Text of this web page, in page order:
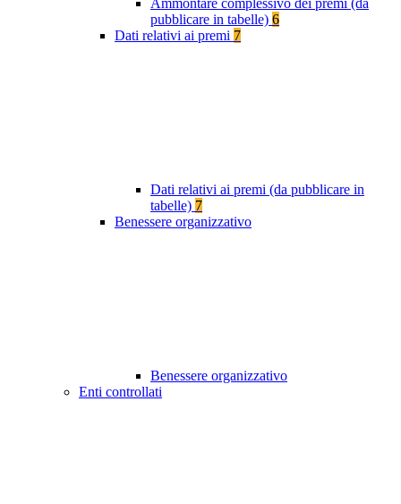
Ammontare complessivo dei premi (da
pubblicare in tabelle) 6
Dati relativi ai premi 7
Dati relativi ai premi (da pubblicare in
tabelle) 7
Benessere organizzativo
Benessere organizzativo
Enti controllati